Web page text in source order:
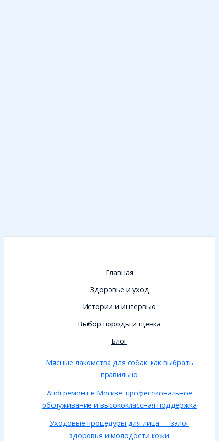
Главная
Здоровье и уход
Истории и интервью
Выбор породы и щенка
Блог
Мясные лакомства для собак: как выбрать
правильно
Audi ремонт в Москве: профессиональное
обслуживание и высококлассная поддержка
Уходовые процедуры для лица — залог
здоровья и молодости кожи